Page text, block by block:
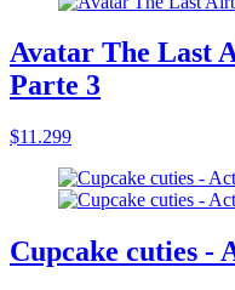
Avatar The Last
Parte 3
$11.299
Cupcake cuties -